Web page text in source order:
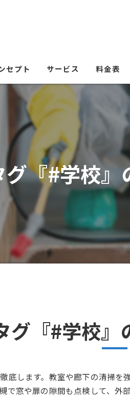
セプト サービス 料金表
グ『#学校』
グ『#学校』
底します。教室や廊下の清掃
で窓や扉の隙間も点検して、